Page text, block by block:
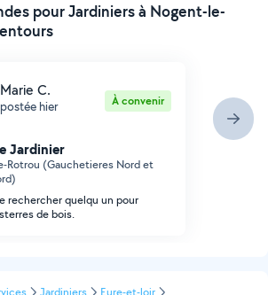
pour Jardiniers à Nogent-le-
Marie C.
postée hier À convenir
Jardinier
Rotrou (Gauchetieres Nord et
rechercher quelqu un pour
de bois.
Jardiniers
Eure-et-loir